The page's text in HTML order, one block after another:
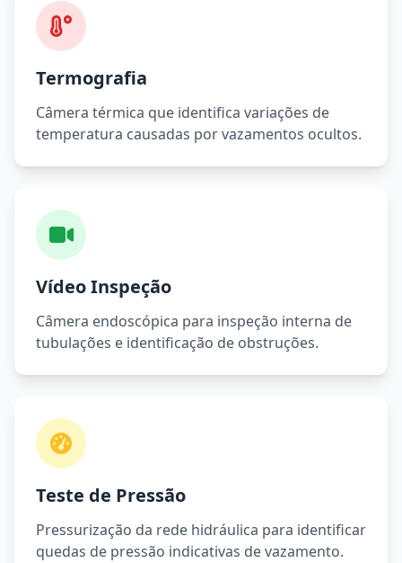
Termografia
Câmera térmica que identifica variações de
temperatura causadas por vazamentos ocultos.
Vídeo Inspeção
Câmera endoscópica para inspeção interna de
tubulações e identificação de obstruções.
Teste de Pressão
Pressurização da rede hidráulica para identificar
quedas de pressão indicativas de vazamento.